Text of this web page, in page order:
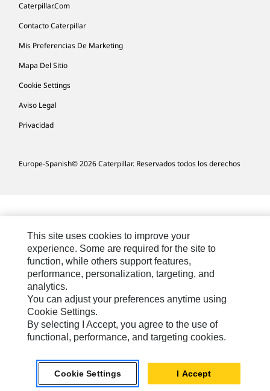
Caterpillar.com
Contacto Caterpillar
Mis Preferencias De Marketing
Mapa Del Sitio
Cookie Settings
Aviso Legal
Privacidad
Europe-Spanish© 2026 Caterpillar. Reservados todos los derechos
This site uses cookies to improve your
experience. Some are required for the site to
function, while others support features,
performance, personalization, targeting, and
analytics.
You can adjust your preferences anytime using
Cookie Settings.
By selecting I Accept, you agree to the use of
functional, performance, and targeting cookies.
Cookie Settings I Accept